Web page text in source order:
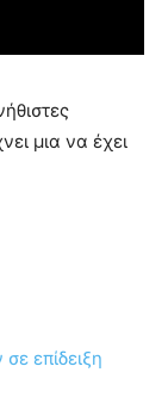
μια να έχει
επίδειξη